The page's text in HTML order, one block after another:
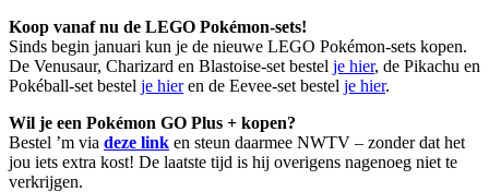
Koop vanaf nu de LEGO Pokémon-sets!
Sinds begin januari kun je de nieuwe LEGO Pokémon-sets kopen.
De Venusaur, Charizard en Blastoise-set bestel je hier, de Pikachu en
Pokéball-set bestel je hieren de Eevee-set bestel je hier.
Wil je een Pokémon GO Plus + kopen?
Bestel ’m via deze link en steun daarmee NWTV – zonder dat het
jou iets extra kost! De laatste tijd is hij overigens nagenoeg niet te
verkrijgen.